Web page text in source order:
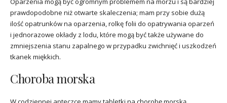
prawdopodobne niż otwarte skaleczenia; mam przy sobie dużą
ilość opatrunków na oparzenia, rolkę folii do opatrywania oparzeń
i jednorazowe okłady z lodu, które mogą być także używane do
zmniejszenia stanu zapalnego w przypadku zwichnięć i uszkodzeń
tkanek miękkich.
Choroba morska